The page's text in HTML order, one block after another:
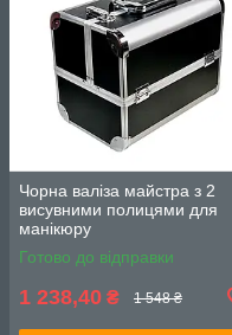
Чорна валіза майстра з 2
висувними полицями для
манікюру
Готово до відправки
1 238,40 ₴ 1 548 ₴